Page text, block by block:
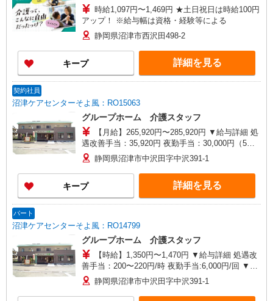
時給1,097円〜1,469円 ★土日祝日は時給100円
アップ！ ※給与幅は資格・経験等による
静岡県沼津市西沢田498-2
キープ 詳細を見る
契約社員
沼津ケアセンターそよ風：RO15063
グループホーム 介護スタッフ
【月給】265,920円〜285,920円 ▼給与詳細 処
遇改善手当：35,920円 夜勤手当：30,000円（5回
分） ※6回目以降は1回6,000円支給 ▼下記別途支
給 通勤手当 年末年始手当：380円/時 ※12/300
時〜1/324時 昇給年1回（4月） 寸志あり：年2回
（6月・12月） ※業績による 特別報酬：平均26.6
万円（最高額109万円） ※2025年6月支給実績 ※
静岡県沼津市中沢田字中沢391-1
キープ 詳細を見る
パート
沼津ケアセンターそよ風：RO14799
グループホーム 介護スタッフ
【時給】1,350円〜1,470円 ▼給与詳細 処遇改
善手当：200〜220円/時 夜勤手当:6,000円/回 ▼下
記別途支給 通勤手当 年末年始手当：380円/時 寸
志あり：年2回（6月・12月） ※業績による ※処
遇改善手当は試用期間中(3ヶ月)は支給なし
静岡県沼津市中沢田字中沢391-1